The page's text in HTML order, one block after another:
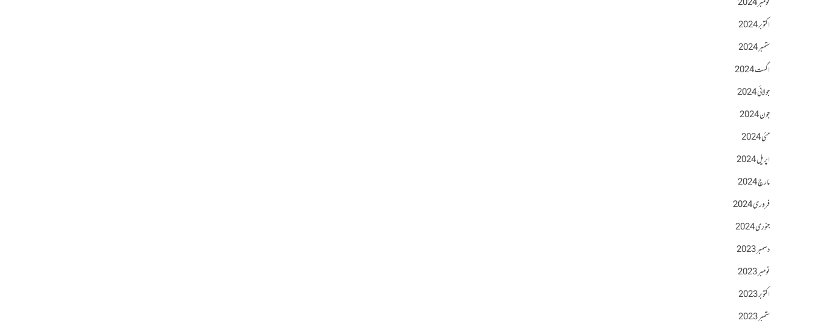
اکتوبر 2024
ستمبر 2024
اگست 2024
جولائی 2024
جون 2024
مئی 2024
اپریل 2024
مارچ 2024
فروری 2024
جنوری 2024
دسمبر 2023
نومبر 2023
اکتوبر 2023
ستمبر 2023